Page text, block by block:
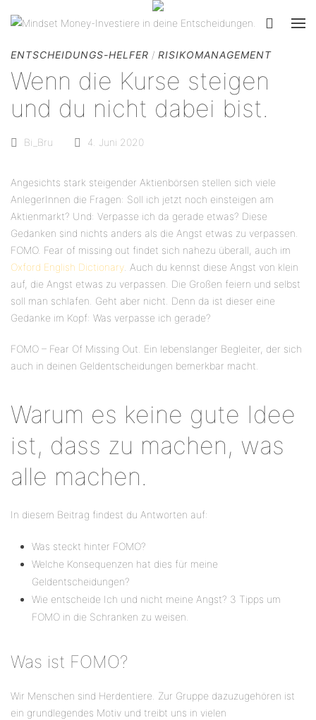
ENTSCHEIDUNGS-HELFER / RISIKOMANAGEMENT
Wenn die Kurse steigen
und du nicht dabei bist.
Bi_Bru 4. Juni 2020
Angesichts stark steigender Aktienbörsen stellen sich viele
AnlegerInnen die Fragen: Soll ich jetzt noch einsteigen am
Aktienmarkt? Und: Verpasse ich da gerade etwas? Diese
Gedanken sind nichts anders als die Angst etwas zu verpassen.
FOMO. Fear of missing out findet sich nahezu überall, auch im
Oxford English Dictionary . Auch du kennst diese Angst von klein
auf, die Angst etwas zu verpassen. Die Großen feiern und selbst
soll man schlafen. Geht aber nicht. Denn da ist dieser eine
Gedanke im Kopf: Was verpasse ich gerade?
FOMO – Fear Of Missing Out. Ein lebenslanger Begleiter, der sich
auch in deinen Geldentscheidungen bemerkbar macht.
Warum es keine gute Idee
ist, dass zu machen, was
alle machen.
In diesem Beitrag findest du Antworten auf:
Was steckt hinter FOMO?
Welche Konsequenzen hat dies für meine
Geldentscheidungen?
Wie entscheide Ich und nicht meine Angst? 3 Tipps um
FOMO in die Schranken zu weisen.
Was ist FOMO?
Wir Menschen sind Herdentiere. Zur Gruppe dazuzugehören ist
ein grundlegendes Motiv und treibt uns in vielen